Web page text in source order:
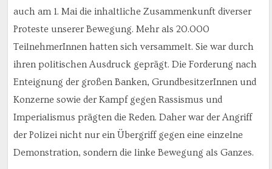
auch am 1. Mai die inhaltliche Zusammenkunft diverser
Proteste unserer Bewegung. Mehr als 20.000
TeilnehmerInnen hatten sich versammelt. Sie war durch
ihren politischen Ausdruck geprägt. Die Forderung nach
Enteignung der großen Banken, GrundbesitzerInnen und
Konzerne sowie der Kampf gegen Rassismus und
Imperialismus prägten die Reden. Daher war der Angriff
der Polizei nicht nur ein Übergriff gegen eine einzelne
Demonstration, sondern die linke Bewegung als Ganzes.